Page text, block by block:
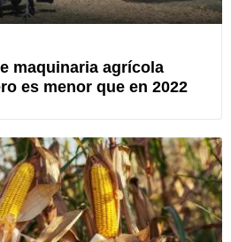
maquinaria agrícola
es menor que en 2022